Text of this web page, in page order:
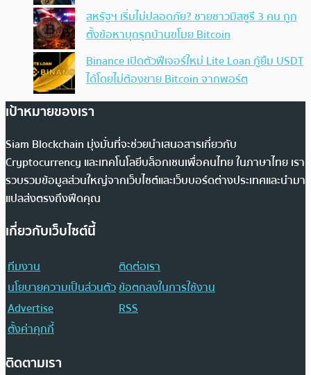
สหรัฐฯ เริ่มไม่ปลอดภัย? ชายชาวมิสซูรี 3 คน ถูก
ตั้งข้อหาบุกรุกบ้านขโมย Bitcoin
Binance เปิดตัวฟีเจอร์ใหม่ Lite Loan กู้ยืม USDT
ได้โดยไม่ต้องขาย Bitcoin จากพอร์ต
เป้าหมายของเรา
Siam Blockchain มุ่งมั่นที่จะช่วยนำเสนอสารเกี่ยวกับ
Cryptocurrency และเทคโนโลยีบล็อกเชนเพื่อคนไทย ในภาษาไทย เรา
รวบรวมข้อมูลส่วนใหญ่จากเว็บไซต์และเว็บบอร์ดต่างประเทศและนำมา
แปลส่งตรงถึงฟีดคุณ
เกี่ยวกับเว็บไซต์นี้
ทีมงาน
ติดต่อเรา
นโยบายความเป็นส่วนตัวข้อตกลงในการใช้งาน
Advertise
RSS
ตั้งค่าคุกกี้
ติดตามเรา